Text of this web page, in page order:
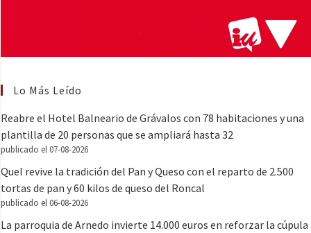
Lo Más Leído
Reabre el Hotel Balneario de Grávalos con 78 habitaciones y una
plantilla de 20 personas que se ampliará hasta 32
publicado el 07-08-2026
Quel revive la tradición del Pan y Queso con el reparto de 2.500
tortas de pan y 60 kilos de queso del Roncal
publicado el 06-08-2026
La parroquia de Arnedo invierte 14.000 euros en reforzar la cúpula